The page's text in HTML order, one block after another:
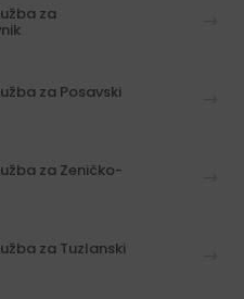
za
za Posavski
za Zeničko-
za Tuzlanski